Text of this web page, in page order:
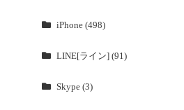
iPhone (498)
LINE[ライン] (91)
Skype (3)